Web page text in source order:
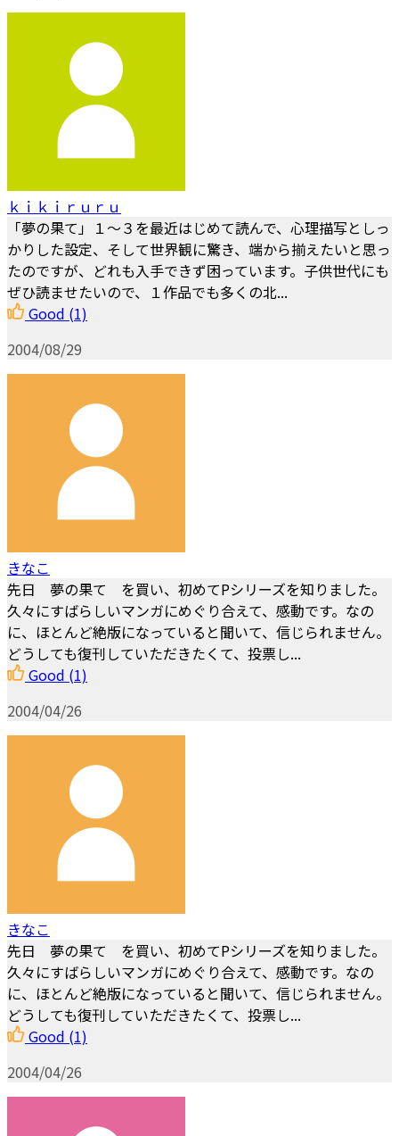
ｋｉｋｉｒｕｒｕ
「夢の果て」１～３を最近はじめて読んで、心理描写としっ
かりした設定、そして世界観に驚き、端から揃えたいと思っ
たのですが、どれも入手できず困っています。子供世代にも
ぜひ読ませたいので、１作品でも多くの北...
Good (1)
2004/08/29
きなこ
先日 夢の果て を買い、初めてPシリーズを知りました。
久々にすばらしいマンガにめぐり合えて、感動です。なの
に、ほとんど絶版になっていると聞いて、信じられません。
どうしても復刊していただきたくて、投票し...
Good (1)
2004/04/26
きなこ
先日 夢の果て を買い、初めてPシリーズを知りました。
久々にすばらしいマンガにめぐり合えて、感動です。なの
に、ほとんど絶版になっていると聞いて、信じられません。
どうしても復刊していただきたくて、投票し...
Good (1)
2004/04/26